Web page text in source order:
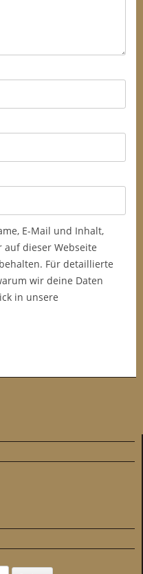
E-Mail und Inhalt,
dieser Webseite
Für detaillierte
wir deine Daten
in unsere